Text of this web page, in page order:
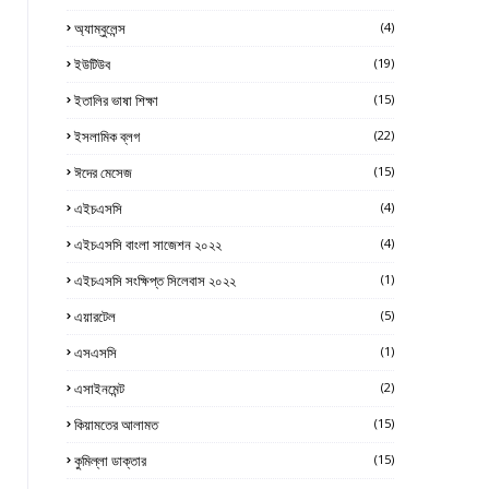
অ্যাম্বুলেন্স
(4)
ইউটিউব (19)
ইতালির ভাষা শিক্ষা (15)
ইসলামিক ব্লগ (22)
ঈদের মেসেজ (15)
এইচএসসি (4)
এইচএসসি বাংলা সাজেশন ২০২২ (4)
এইচএসসি সংক্ষিপ্ত সিলেবাস ২০২২ (1)
এয়ারটেল (5)
এসএসসি (1)
এসাইনমেন্ট (2)
কিয়ামতের আলামত (15)
কুমিল্লা ডাক্তার (15)